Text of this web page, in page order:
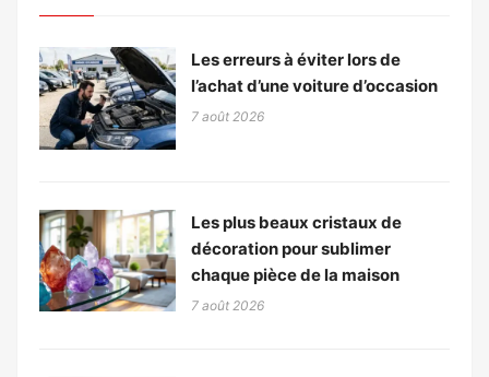
Les erreurs à éviter lors de
l’achat d’une voiture d’occasion
7 août 2026
Les plus beaux cristaux de
décoration pour sublimer
chaque pièce de la maison
7 août 2026